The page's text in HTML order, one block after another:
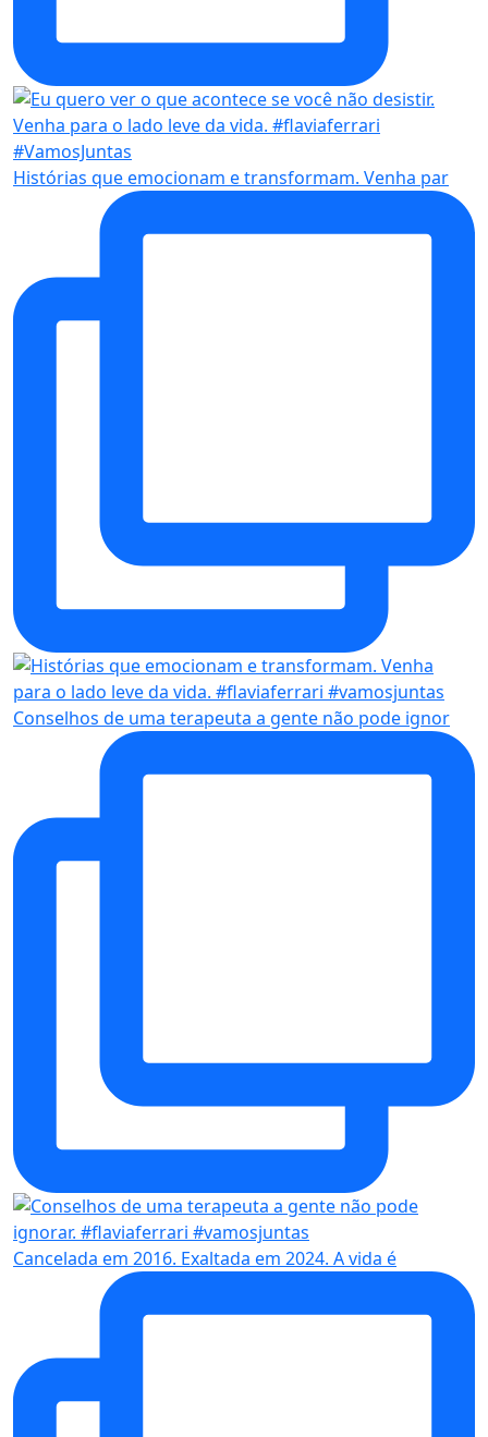
Histórias que emocionam e transformam. Venha par
Conselhos de uma terapeuta a gente não pode ignor
Cancelada em 2016. Exaltada em 2024. A vida é